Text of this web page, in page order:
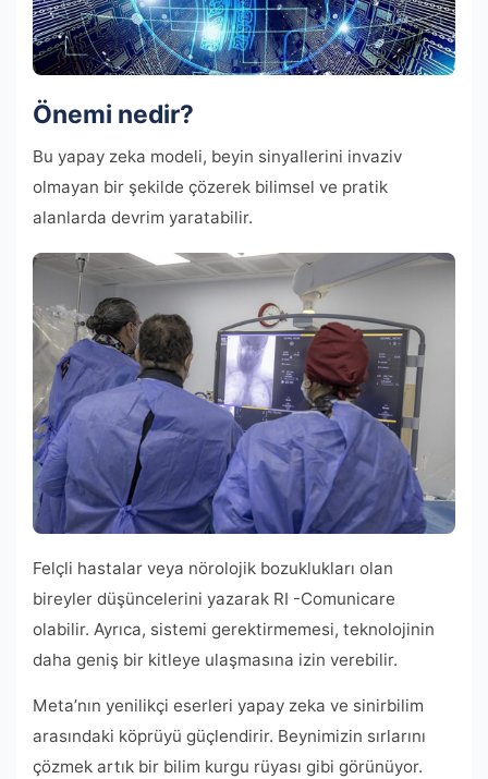
Önemi nedir?
Bu yapay zeka modeli, beyin sinyallerini invaziv
olmayan bir şekilde çözerek bilimsel ve pratik
alanlarda devrim yaratabilir.
Felçli hastalar veya nörolojik bozuklukları olan
bireyler düşüncelerini yazarak RI -Comunicare
olabilir. Ayrıca, sistemi gerektirmemesi, teknolojinin
daha geniş bir kitleye ulaşmasına izin verebilir.
Meta’nın yenilikçi eserleri yapay zeka ve sinirbilim
arasındaki köprüyü güçlendirir. Beynimizin sırlarını
çözmek artık bir bilim kurgu rüyası gibi görünüyor.